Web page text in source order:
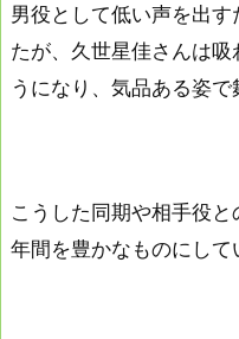
男役として低い声を出
たが、久世星佳さんは
うになり、気品ある姿で
こうした同期や相手役
年間を豊かなものにして